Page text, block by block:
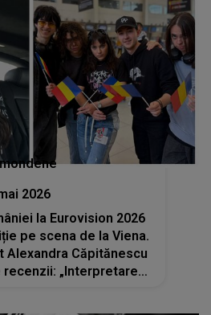
2026
la Eurovision 2026
pe scena de la Viena.
Alexandra Căpitănescu
„Interpretarea